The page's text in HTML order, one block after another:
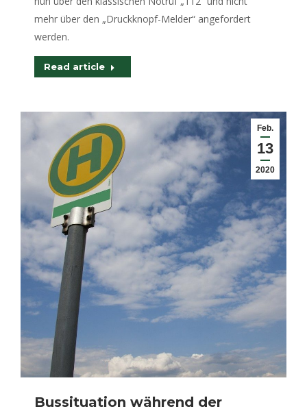
mehr über den „Druckknopf-Melder“ angefordert
werden.
Read article
Feb.
13
2020
Bussituation während der